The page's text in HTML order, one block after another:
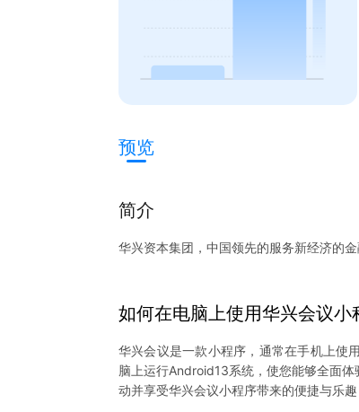
预览
简介
华兴资本集团，中国领先的服务新经济的金
如何在电脑上使用华兴会议小
华兴会议是一款小程序，通常在手机上使
脑上运行Android13系统，使您能够全面
动并享受华兴会议小程序带来的便捷与乐趣